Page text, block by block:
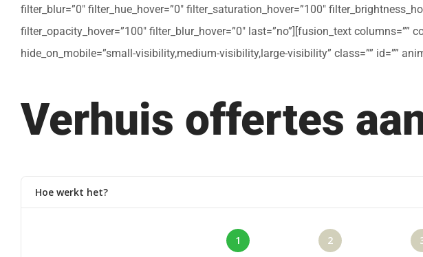
filter_blur=”0″ filter_hue_hover=”0″ filter_saturation_hover=”100″
filter_opacity_hover=”100″ filter_blur_hover=”0″ last=”no”][fusion_text columns=””
hide_on_mobile=”small-visibility,medium-visibility,large-visibility” class=”” id=””
Verhuis offertes